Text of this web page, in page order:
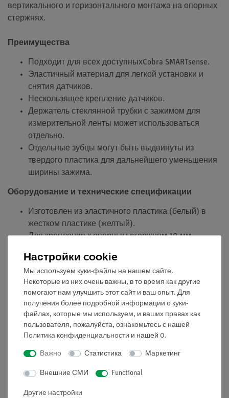
вертикального и горизонтального монтажа на опорных
стержнях.
Преимущества
Подходит для всех доступныхCobra SMARTsense.
Эластичный материал для легкой установки и
снятия датчиков.
Нескользящее крепление датчиков.
Держатель стеклянной трубки с зажимом для
измерительной ленты может использоваться
отдельно.
Отдельные зубцы могут быть выдвинуты из
твердого пластика для дальнейшего уменьшения
ширины зажима.
Оборудование и технические спецификации
Изготовлен из эластичного пластика (белый) в
жестком пластике (желтый).
Для крепления к опорным стержням 10 мм
Ширина зажима
32-38 мм (например, Cobra SMARTsense
Temperature)
40-50 мм (например, Cobra SMARTsense pH)
52-80 мм (например, Cobra SMARTsense
Current)
18-22 мм, круглые (например, Cobra
Размеры (мм): 35 x 90 x 75
Настройки cookie
Мы используем куки-файлы на нашем сайте.
Некоторые из них очень важны, в то время как другие
помогают нам улучшить этот сайт и ваш опыт. Для
получения более подробной информации о куки-
файлах, которые мы используем, и ваших правах как
пользователя, пожалуйста, ознакомьтесь с нашей
Политика конфиденциальности и нашей 0.
Важно Статистика Маркетинг
Внешние СМИ Functional
Другие настройки